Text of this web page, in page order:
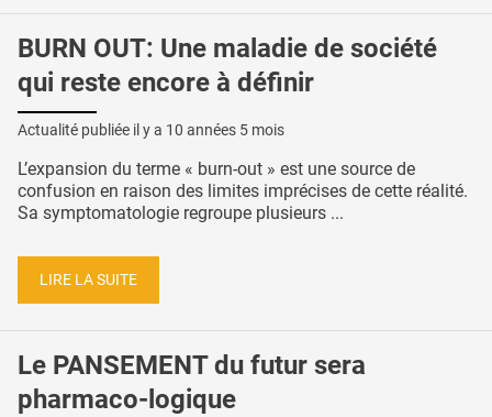
BURN OUT: Une maladie de société
qui reste encore à définir
Actualité publiée il y a 10 années 5 mois
L’expansion du terme « burn-out » est une source de
confusion en raison des limites imprécises de cette réalité.
Sa symptomatologie regroupe plusieurs ...
LIRE LA SUITE
Le PANSEMENT du futur sera
pharmaco-logique